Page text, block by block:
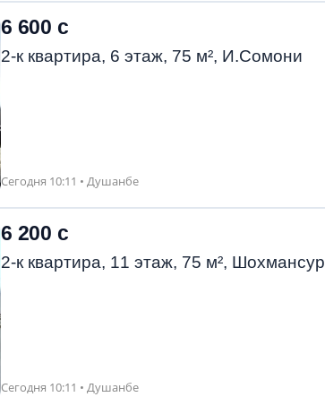
6 600 с
2-к квартира, 6 этаж, 75 м², И.Сомони
Сегодня 10:11 • Душанбе
6 200 с
2-к квартира, 11 этаж, 75 м², Шохмансур
Сегодня 10:11 • Душанбе